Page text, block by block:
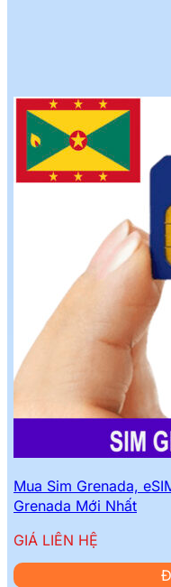
Mua Sim Grenada,
Grenada Mới Nhất
GIÁ LIÊN HỆ